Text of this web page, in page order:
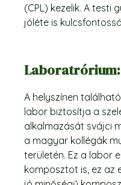
(CPL) kezelik. A testi
jóléte is
Laboratrórium:
A helyszínen
labor biztosítja a
alkalmazását svájci
a magyar kollégák
területén. Ez a labor
komposztot is, ez az